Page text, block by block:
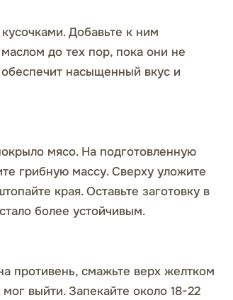
Добавьте к ним
до тех пор, пока они не
насыщенный вкус и
мясо. На подготовленную
грибную массу. Сверху уложите
края. Оставьте заготовку в
более устойчивым.
противень, смажьте верх желтком
выйти. Запекайте около 18-22